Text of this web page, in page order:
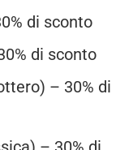
di sconto
di sconto
– 30% di